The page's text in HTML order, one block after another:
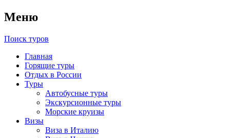
Меню
Поиск туров
Главная
Горящие туры
Отдых в России
Туры
Автобусные туры
Экскурсионные туры
Морские круизы
Визы
Виза в Италию